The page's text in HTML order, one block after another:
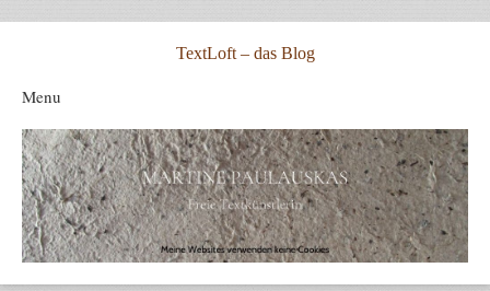
TextLoft – das Blog
Menu